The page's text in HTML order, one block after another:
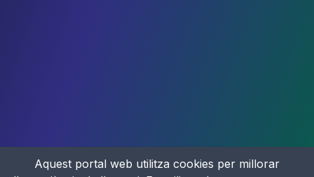
Aquest portal web utilitza cookies per millorar